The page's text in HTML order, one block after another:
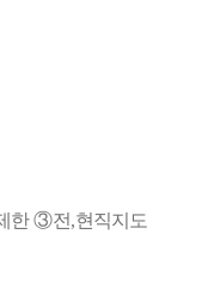
한 ③전,현직지도